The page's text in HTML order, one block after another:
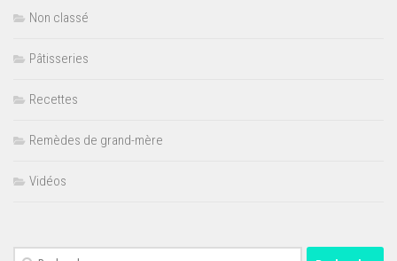
Non classé
Pâtisseries
Recettes
Remèdes de grand-mère
Vidéos
Rechercher :